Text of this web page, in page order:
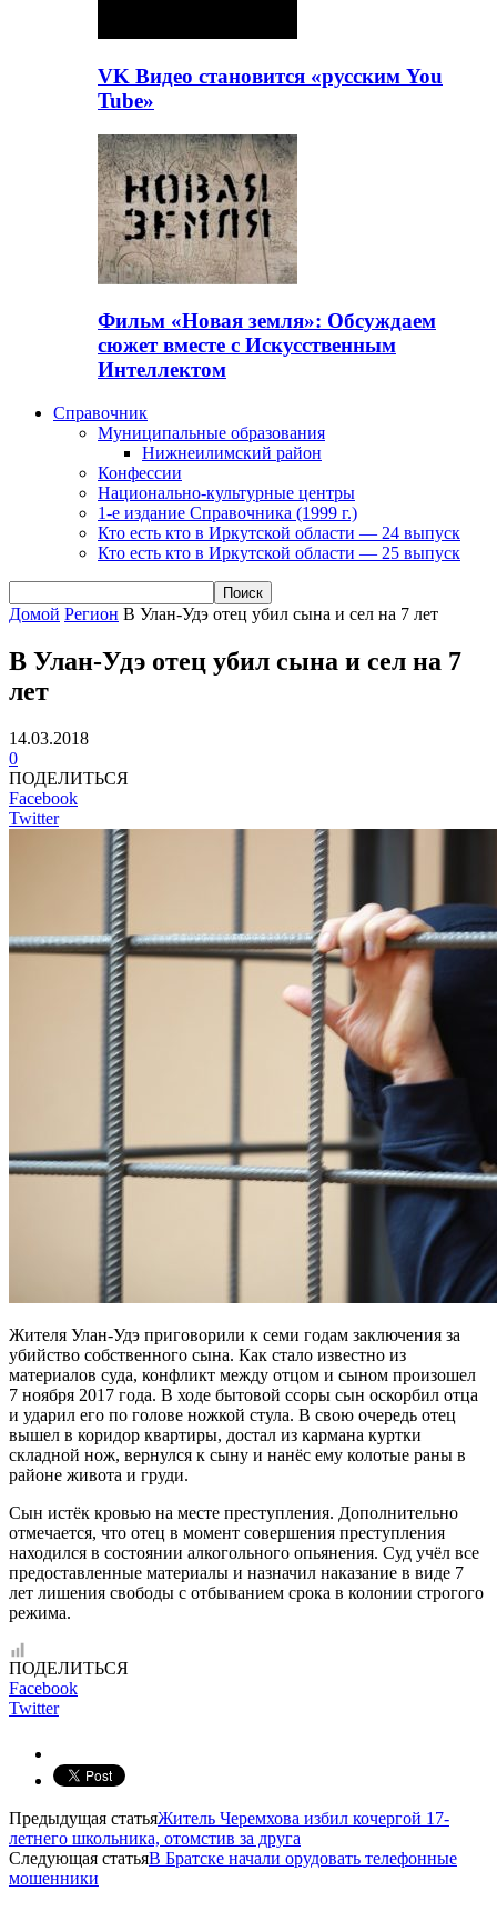
VK Видео становится «русским You
Tube»
Фильм «Новая земля»: Обсуждаем
сюжет вместе с Искусственным
Интеллектом
Справочник
Муниципальные образования
Нижнеилимский район
Конфессии
Национально-культурные центры
1-е издание Справочника (1999 г.)
Кто есть кто в Иркутской области — 24 выпуск
Кто есть кто в Иркутской области — 25 выпуск
Домой Регион В Улан-Удэ отец убил сына и сел на 7 лет
В Улан-Удэ отец убил сына и сел на 7
лет
14.03.2018
0
ПОДЕЛИТЬСЯ
Facebook
Twitter
Жителя Улан-Удэ приговорили к семи годам заключения за
убийство собственного сына. Как стало известно из
материалов суда, конфликт между отцом и сыном произошел
7 ноября 2017 года. В ходе бытовой ссоры сын оскорбил отца
и ударил его по голове ножкой стула. В свою очередь отец
вышел в коридор квартиры, достал из кармана куртки
складной нож, вернулся к сыну и нанёс ему колотые раны в
районе живота и груди.
Сын истёк кровью на месте преступления. Дополнительно
отмечается, что отец в момент совершения преступления
находился в состоянии алкогольного опьянения. Суд учёл все
предоставленные материалы и назначил наказание в виде 7
лет лишения свободы с отбыванием срока в колонии строгого
режима.
ПОДЕЛИТЬСЯ
Facebook
Twitter
Предыдущая статьяЖитель Черемхова избил кочергой 17-
летнего школьника, отомстив за друга
Следующая статьяВ Братске начали орудовать телефонные
мошенники